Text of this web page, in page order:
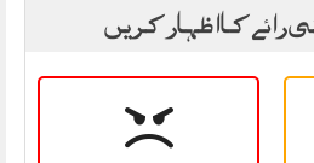
رائے کا اظہار کریں